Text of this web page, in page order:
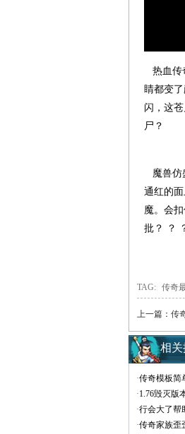
热血传
睛都变
闪，这
尸？
魔兽仿
通红的
魔。会
批？ ？
TAG: 传奇
上一篇： 传
相
·传奇模板简
·1.76毁灭版
·行会大了帮
·传奇家族歪